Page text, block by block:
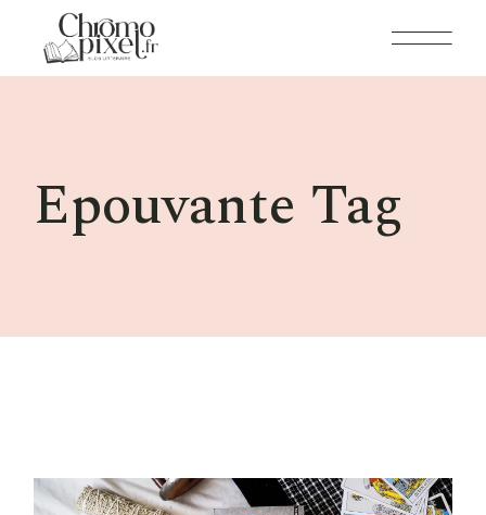
content
Epouvante Tag